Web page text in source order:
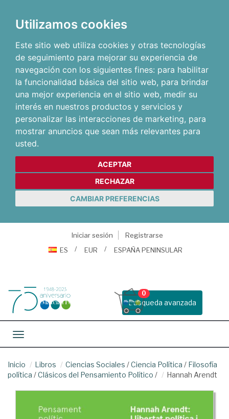
Utilizamos cookies
Este sitio web utiliza cookies y otras tecnologías
de seguimiento para mejorar su experiencia de
navegación con los siguientes fines: para habilitar
la funcionalidad básica del sitio web, para brindar
una mejor experiencia en el sitio web, medir su
interés en nuestros productos y servicios y
personalizar las interacciones de marketing, para
mostrar anuncios que sean más relevantes para
usted.
ACEPTAR
RECHAZAR
CAMBIAR PREFERENCIAS
Iniciar sesión
Registrarse
ES
EUR ESPAÑA PENINSULAR
Busqueda avanzada
0
Toggle navigation
Inicio Libros Ciencias Sociales /Ciencia Política / Filosofía
política /Clásicos del Pensamiento Político / Hannah Arendt